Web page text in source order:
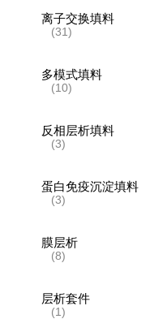
离子交换填料
(31)
多模式填料
(10)
反相层析填料
(3)
蛋白免疫沉淀填料
(3)
膜层析
(8)
层析套件
(1)